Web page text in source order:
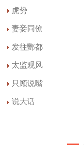
虎势
妻妾同僚
发往酆都
太监观风
只顾说嘴
说大话